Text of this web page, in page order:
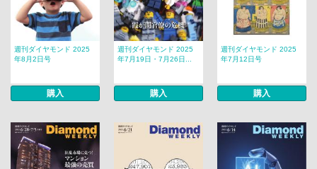
週刊ダイヤモンド 2025
年8月2日号
購入
週刊ダイヤモンド 2025
年7月19日・7月26日...
購入
週刊ダイヤモンド 2025
年7月12日号
購入